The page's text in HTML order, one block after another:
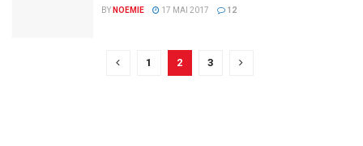
BY NOEMIE 17 MAI 2017 12
1 2 3